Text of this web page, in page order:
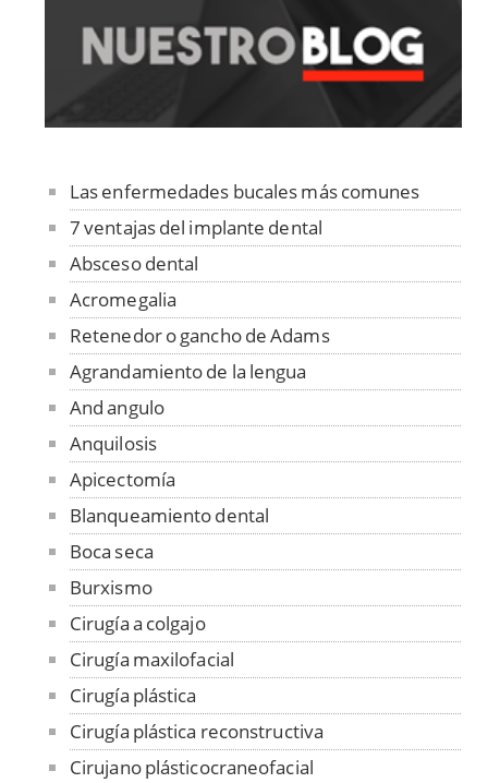
Las enfermedades bucales más comunes
7 ventajas del implante dental
Absceso dental
Acromegalia
Retenedor o gancho de Adams
Agrandamiento de la lengua
And angulo
Anquilosis
Apicectomía
Blanqueamiento dental
Boca seca
Burxismo
Cirugía a colgajo
Cirugía maxilofacial
Cirugía plástica
Cirugía plástica reconstructiva
Cirujano plásticocraneofacial